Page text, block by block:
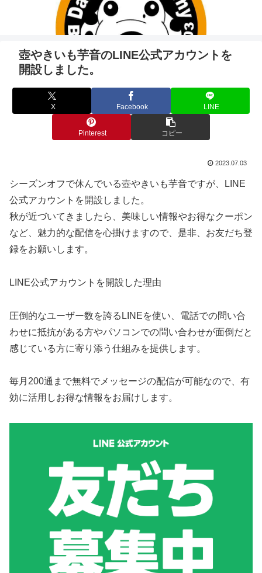
壺やきいも芋音のLINE公式アカウントを
開設しました。
X Facebook LINE
Pinterest コピー
2023.07.03
シーズンオフで休んでいる壺やきいも芋音ですが、LINE
公式アカウントを開設しました。
秋が近づいてきましたら、美味しい情報やお得なクーポン
など、魅力的な配信を心掛けますので、是非、お友だち登
録をお願いします。
LINE公式アカウントを開設した理由
圧倒的なユーザー数を誇るLINEを使い、電話での問い合
わせに抵抗がある方やパソコンでの問い合わせが面倒だと
感じている方に寄り添う仕組みを提供します。
毎月200通まで無料でメッセージの配信が可能なので、有
効に活用しお得な情報をお届けします。